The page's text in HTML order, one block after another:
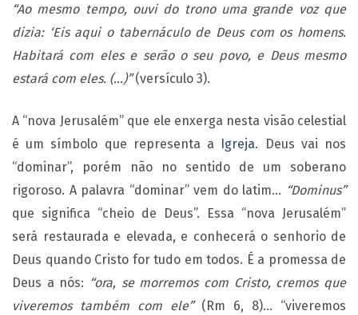
“Ao mesmo tempo, ouvi do trono uma grande voz que
dizia: ‘Eis aqui o tabernáculo de Deus com os homens.
Habitará com eles e serão o seu povo, e Deus mesmo
estará com eles. (…)”(versículo 3).
A “nova Jerusalém” que ele enxerga nesta visão celestial
é um símbolo que representa a Igreja. Deus vai nos
“dominar”, porém não no sentido de um soberano
rigoroso. A palavra “dominar” vem do latim… “Dominus”
que significa “cheio de Deus”. Essa “nova Jerusalém”
será restaurada e elevada, e conhecerá o senhorio de
Deus quando Cristo for tudo em todos. É a promessa de
Deus a nós: “ora, se morremos com Cristo, cremos que
viveremos também com ele” (Rm 6, 8)… “viveremos